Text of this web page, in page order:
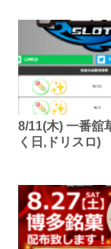
8/11(木) 一番舘
く日,ドリスロ)